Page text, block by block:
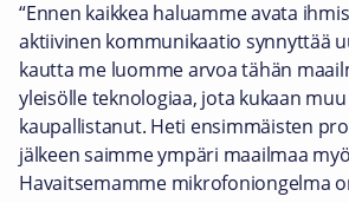
“Ennen kaikkea haluamme avata
aktiivinen kommunikaatio synnyttää
kautta me luomme arvoa tähän
yleisölle teknologiaa, jota kukaan
kaupallistanut. Heti ensimmäisten
jälkeen saimme ympäri maailmaa
Havaitsemamme mikrofoniongelma